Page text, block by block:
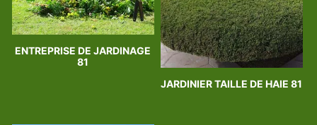
ENTREPRISE DE JARDINAGE
81
JARDINIER TAILLE DE HAIE 81